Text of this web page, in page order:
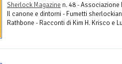
Sherlock Magazine n. 48 -
Il canone e dintorni - Fumetti
Rathbone - Racconti di Kim H. Krisco e